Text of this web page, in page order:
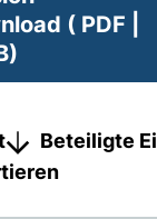
( PDF |
Beteiligte